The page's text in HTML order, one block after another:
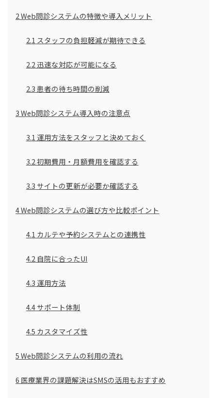
2Web問診システムの特徴や導入メリット
2.1 スタッフの負担軽減が期待できる
2.2 迅速な対応が可能になる
2.3 患者の待ち時間の削減
3Web問診システム導入時の注意点
3.1 運用方法をスタッフと決めておく
3.2初期費用・月額費用を確認する
3.3 サイトの更新が必要か確認する
4Web問診システムの選び方や比較ポイント
4.1 カルテや予約システムとの連携性
4.2 自院に合ったUI
4.3 運用方法
4.4サポート体制
4.5 カスタマイズ性
5Web問診システムの利用の流れ
6 医療業界の課題解決はSMSの活用もおすすめ